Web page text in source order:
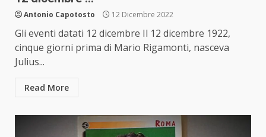
Antonio Capotosto 12 Dicembre 2022
Gli eventi datati 12 dicembre Il 12 dicembre 1922,
cinque giorni prima di Mario Rigamonti, nasceva
Julius...
Read More